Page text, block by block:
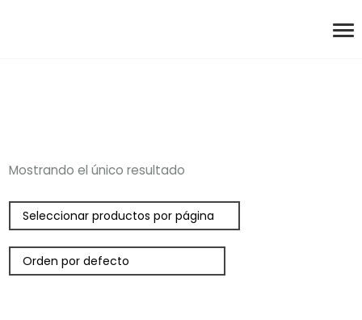
Mostrando el único resultado